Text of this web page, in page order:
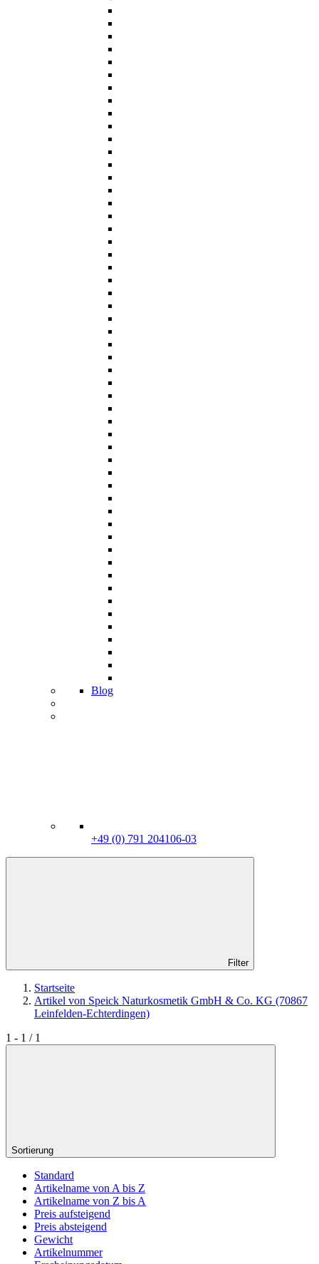
Blog
+49 (0) 791 204106-03
Filter
Startseite
Artikel von Speick Naturkosmetik GmbH & Co. KG (70867
Leinfelden-Echterdingen)
1 - 1 / 1
Sortierung
Standard
Artikelname von A bis Z
Artikelname von Z bis A
Preis aufsteigend
Preis absteigend
Gewicht
Artikelnummer